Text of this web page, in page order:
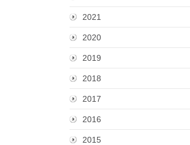
2021
2020
2019
2018
2017
2016
2015